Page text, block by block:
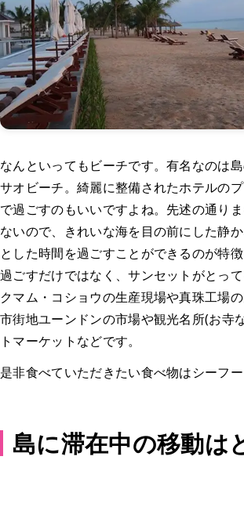
なんといってもビーチです。有名なのは
サオビーチ。綺麗に整備されたホテルの
で過ごすのもいいですよね。先述の通り
ないので、きれいな海を目の前にした静
とした時間を過ごすことができるのが特
過ごすだけではなく、サンセットがとっ
クマム・コショウの生産現場や真珠工場の
市街地ユーンドンの市場や観光名所(お寺
トマーケットなどです。
是非食べていただきたい食べ物はシーフー
島に滞在中の移動は